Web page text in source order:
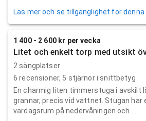
Läs mer och se tillgänglighet för
1 400 - 2 600 kr per vecka
Litet och enkelt torp med utsikt
2 sängplatser
6 recensioner, 5 stjärnor i snittbetyg
En charmig liten timmerstuga i avskilt
grannar, precis vid vattnet. Stugan har
vardagsrum på nedervåningen och ...